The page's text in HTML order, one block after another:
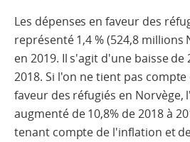
Les dépenses en faveur des
représenté 1,4 % (524,8 millions
en 2019. Il s'agit d'une baisse
2018. Si l'on ne tient pas
faveur des réfugiés en Norvège,
augmenté de 10,8% de 2018 à
tenant compte de l'inflation et